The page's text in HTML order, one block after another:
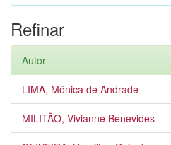
Refinar
Autor
LIMA, Mônica de Andrade
MILITÃO, Vivianne Benevides